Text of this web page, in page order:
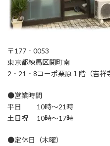
〒177‐0053
東京都練馬区関町南
2‐21‐8コーポ栗原１階（吉祥
●営業時間
平日 10時～21時
土日祝 10時～17時
●定休日（木曜）